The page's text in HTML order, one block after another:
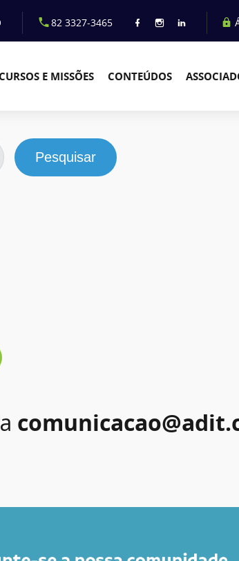
82 3327-3465
CURSOS E MISSÕES CONTEÚDOS
Pesquisar